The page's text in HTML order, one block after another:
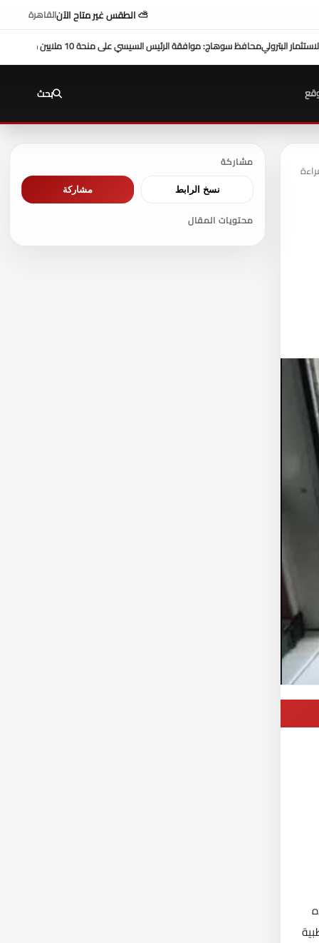
⛅ الطقس غير متاح الآنالقاهرة
بمشاركة محافظ سوهاج في أداء صلاة الجمعة
بحث
مشاركة
نسخ الرابط مشاركة
محتويات المقال